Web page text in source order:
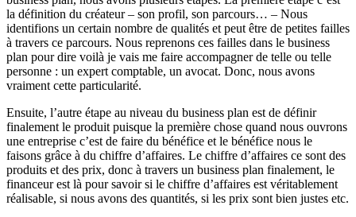
la définition du créateur – son profil, son parcours… – Nous
identifions un certain nombre de qualités et peut être de petites failles
à travers ce parcours. Nous reprenons ces failles dans le business
plan pour dire voilà je vais me faire accompagner de telle ou telle
personne : un expert comptable, un avocat. Donc, nous avons
vraiment cette particularité.
Ensuite, l’autre étape au niveau du business plan est de définir
finalement le produit puisque la première chose quand nous ouvrons
une entreprise c’est de faire du bénéfice et le bénéfice nous le
faisons grâce à du chiffre d’affaires. Le chiffre d’affaires ce sont des
produits et des prix, donc à travers un business plan finalement, le
financeur est là pour savoir si le chiffre d’affaires est véritablement
réalisable, si nous avons des quantités, si les prix sont bien justes etc.